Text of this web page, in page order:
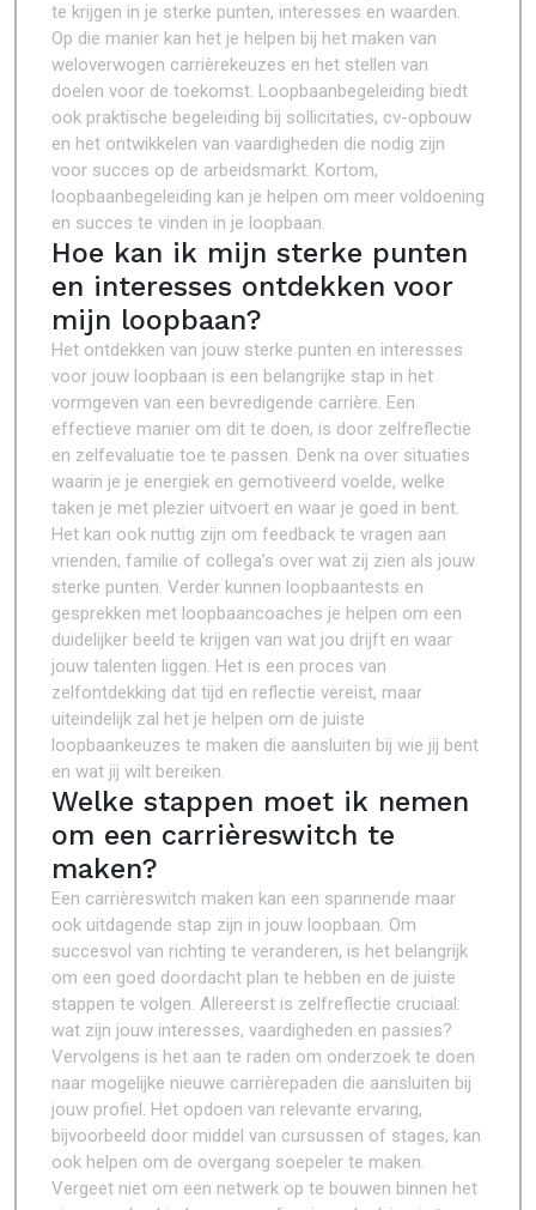
te krijgen in je sterke punten, interesses en waarden.
Op die manier kan het je helpen bij het maken van
weloverwogen carrièrekeuzes en het stellen van
doelen voor de toekomst. Loopbaanbegeleiding biedt
ook praktische begeleiding bij sollicitaties, cv-opbouw
en het ontwikkelen van vaardigheden die nodig zijn
voor succes op de arbeidsmarkt. Kortom,
loopbaanbegeleiding kan je helpen om meer voldoening
en succes te vinden in je loopbaan.
Hoe kan ik mijn sterke punten
en interesses ontdekken voor
mijn loopbaan?
Het ontdekken van jouw sterke punten en interesses
voor jouw loopbaan is een belangrijke stap in het
vormgeven van een bevredigende carrière. Een
effectieve manier om dit te doen, is door zelfreflectie
en zelfevaluatie toe te passen. Denk na over situaties
waarin je je energiek en gemotiveerd voelde, welke
taken je met plezier uitvoert en waar je goed in bent.
Het kan ook nuttig zijn om feedback te vragen aan
vrienden, familie of collega’s over wat zij zien als jouw
sterke punten. Verder kunnen loopbaantests en
gesprekken met loopbaancoaches je helpen om een
duidelijker beeld te krijgen van wat jou drijft en waar
jouw talenten liggen. Het is een proces van
zelfontdekking dat tijd en reflectie vereist, maar
uiteindelijk zal het je helpen om de juiste
loopbaankeuzes te maken die aansluiten bij wie jij bent
en wat jij wilt bereiken.
Welke stappen moet ik nemen
om een carrièreswitch te
maken?
Een carrièreswitch maken kan een spannende maar
ook uitdagende stap zijn in jouw loopbaan. Om
succesvol van richting te veranderen, is het belangrijk
om een goed doordacht plan te hebben en de juiste
stappen te volgen. Allereerst is zelfreflectie cruciaal:
wat zijn jouw interesses, vaardigheden en passies?
Vervolgens is het aan te raden om onderzoek te doen
naar mogelijke nieuwe carrièrepaden die aansluiten bij
jouw profiel. Het opdoen van relevante ervaring,
bijvoorbeeld door middel van cursussen of stages, kan
ook helpen om de overgang soepeler te maken.
Vergeet niet om een netwerk op te bouwen binnen het